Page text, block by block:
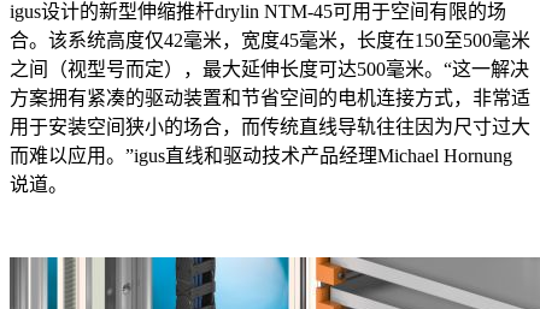
igus设计的新型伸缩推杆drylin NTM-45可用于空间有限的场
合。该系统高度仅42毫米，宽度45毫米，长度在150至500毫米
之间（视型号而定），最大延伸长度可达500毫米。“这一解决
方案拥有紧凑的驱动装置和节省空间的电机连接方式，非常适
用于安装空间狭小的场合，而传统直线导轨往往因为尺寸过大
而难以应用。”igus直线和驱动技术产品经理Michael Hornung
说道。